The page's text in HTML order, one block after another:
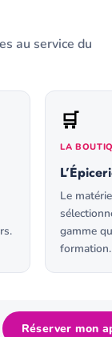
au service du
🛒
LA
Le
gamme
formation.
Réserver mon